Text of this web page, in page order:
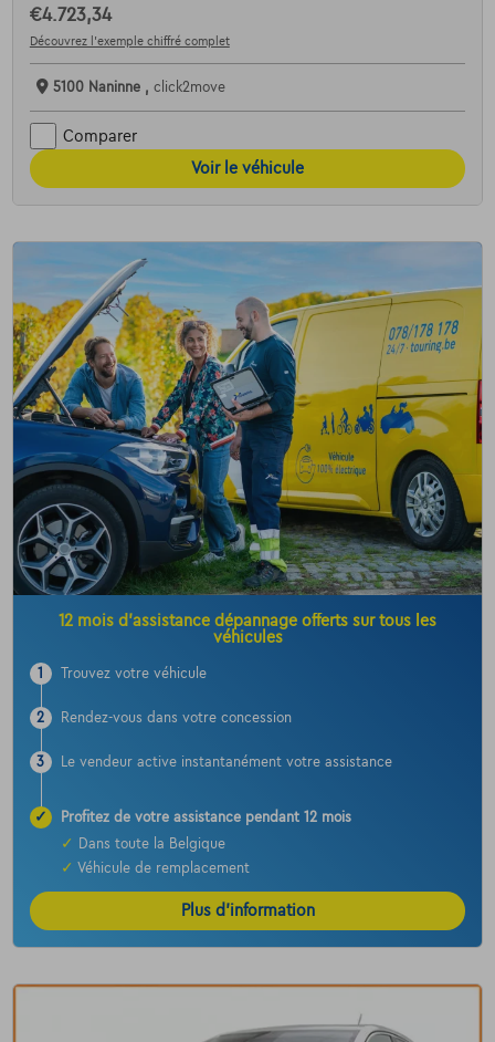
€4.723,34
Découvrez l’exemple chiffré complet
5100 Naninne , click2move
Comparer
Voir le véhicule
12 mois d’assistance dépannage offerts sur tous les
véhicules
1 Trouvez votre véhicule
2 Rendez-vous dans votre concession
3 Le vendeur active instantanément votre assistance
✓
Profitez de votre assistance pendant 12 mois
✓
Dans toute la Belgique
✓ Véhicule de remplacement
Plus d’information